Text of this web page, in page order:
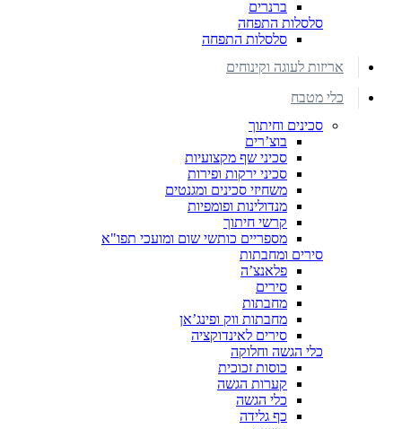
ברנרים
סלסלות התפחה
סלסלות התפחה
אריזות לעוגה וקינוחים
כלי מטבח
סכינים וחיתוך
בוצ’רים
סכיני שף מקצועיות
סכיני ירקות ופירות
משחיזי סכינים ומגנטים
מנדולינות ופומפיות
קרשי חיתוך
מספריים כותשי שום ומועכי תפו"א
סירים ומחבתות
פלאנצ’ה
סירים
מחבתות
מחבתות ווק ופינג’אן
סירים לאינדוקציה
כלי הגשה וחלוקה
כוסות זכוכית
קערות הגשה
כלי הגשה
כף גלידה